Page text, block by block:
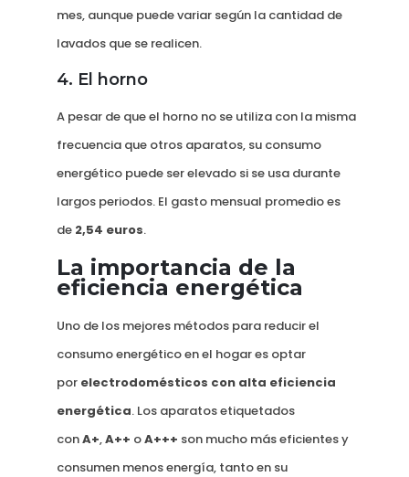
mes, aunque puede variar según la cantidad de
lavados que se realicen.
4. El horno
A pesar de que el horno no se utiliza con la misma
frecuencia que otros aparatos, su consumo
energético puede ser elevado si se usa durante
largos periodos. El gasto mensual promedio es
de 2,54 euros.
La importancia de la
eficiencia energética
Uno de los mejores métodos para reducir el
consumo energético en el hogar es optar
por electrodomésticos con alta eficiencia
energética. Los aparatos etiquetados
conA+,A++ oA+++ son mucho más eficientes y
consumen menos energía, tanto en su